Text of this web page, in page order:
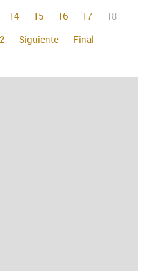
14 15 16 17
18
Siguiente Final